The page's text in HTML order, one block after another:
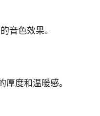
音色效果。
度和温暖感。